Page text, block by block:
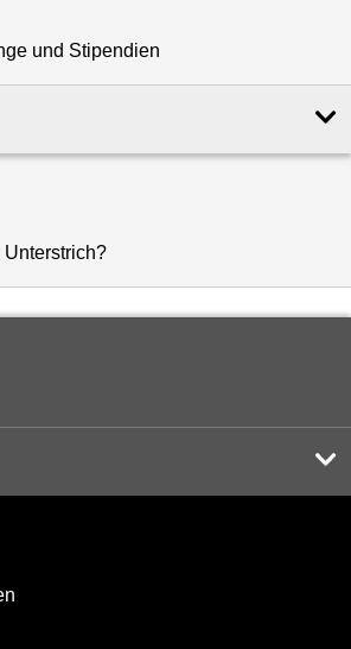
und Stipendien
Unterstrich?